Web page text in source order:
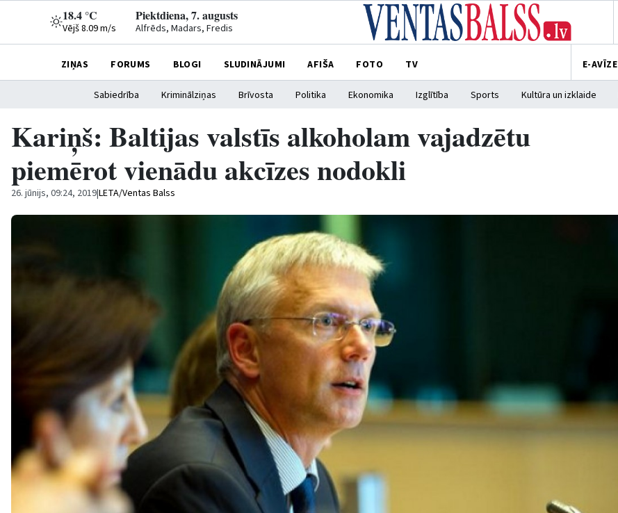
18.4 °C
Vējš 8.09 m/s
Piektdiena, 7. augusts
Alfrēds, Madars, Fredis
ZIŅAS FORUMS BLOGI SLUDINĀJUMI AFIŠA FOTO TV E-AVĪZE
Sabiedrība Kriminālziņas Brīvosta Politika Ekonomika Izglītība Sports Kultūra un izklaide
Kariņš: Baltijas valstīs alkoholam vajadzētu
piemērot vienādu akcīzes nodokli
26. jūnijs, 09:24, 2019|LETA/Ventas Balss